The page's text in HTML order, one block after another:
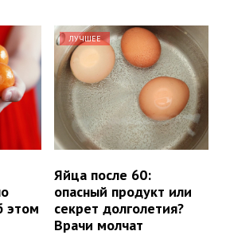
этом
ЛУЧШЕЕ
Яйца после 60:
опасный продукт или
секрет долголетия?
Врачи молчат